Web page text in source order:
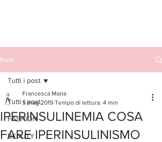
Post
Tutti i post
FASHION
BEAUTY
Tutti i post
IPERINSULINEMIA COSA
FARE IPERINSULINISMO
Francesca Maria
5 mag 2019 Tempo di lettura: 4 min